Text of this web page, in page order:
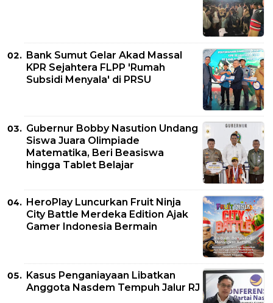
Bank Sumut Gelar Akad Massal
KPR Sejahtera FLPP 'Rumah
Subsidi Menyala' di PRSU
Gubernur Bobby Nasution Undang
Siswa Juara Olimpiade
Matematika, Beri Beasiswa
hingga Tablet Belajar
HeroPlay Luncurkan Fruit Ninja
City Battle Merdeka Edition Ajak
Gamer Indonesia Bermain
Kasus Penganiayaan Libatkan
Anggota Nasdem Tempuh Jalur RJ